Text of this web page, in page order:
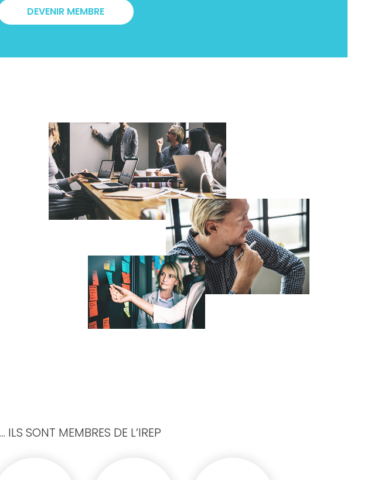
DEVENIR MEMBRE
SONT MEMBRES DE L’IREP